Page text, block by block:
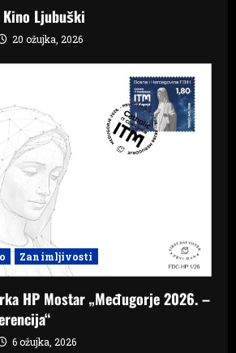
Ljubuški
20 ožujka, 2026
Zanimljivosti
HP Mostar „Međugorje 2026. –
6 ožujka, 2026